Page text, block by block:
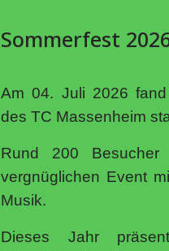
Sommerfest
Am 04. Juli 2026
des TC Massenheim
Rund 200
vergnüglichen Event
Musik.
Dieses Jahr